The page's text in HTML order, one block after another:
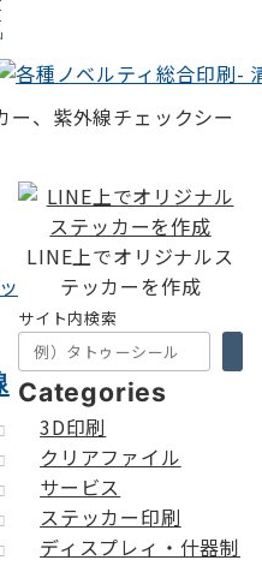
ー、紫外線チェックシー
LINE上でオリジナルス
テッカーを作成
サイト内検索
Categories
3D印刷
クリアファイル
サービス
ステッカー印刷
ディスプレィ・什器制